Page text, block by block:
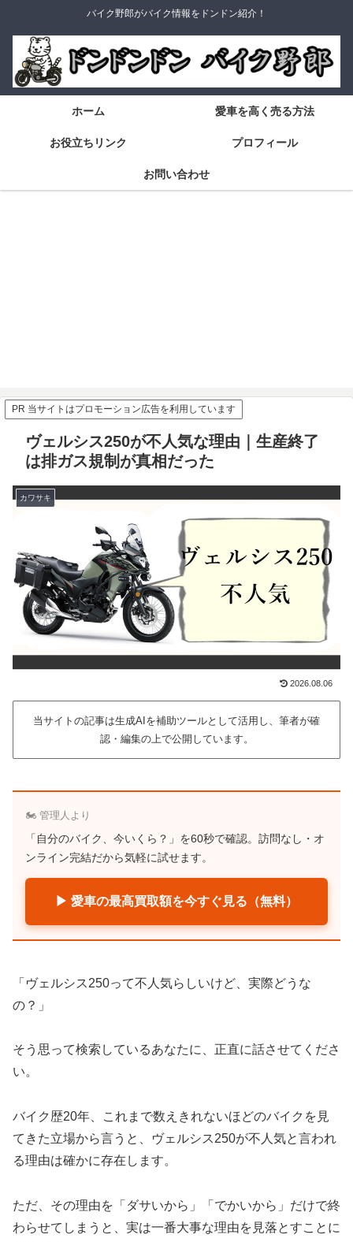
バイク野郎がバイク情報をドンドン紹介！
ホーム 愛車を高く売る方法
お役立ちリンク プロフィール
お問い合わせ
PR 当サイトはプロモーション広告を利用しています
ヴェルシス250が不人気な理由｜生産終了
は排ガス規制が真相だった
カワサキ
2026.08.06
当サイトの記事は生成AIを補助ツールとして活用し、筆者が確
認・編集の上で公開しています。
🏍️ 管理人より
「自分のバイク、今いくら？」を60秒で確認。訪問なし・オ
ンライン完結だから気軽に試せます。
▶ 愛車の最高買取額を今すぐ見る（無料）
「ヴェルシス250って不人気らしいけど、実際どうな
の？」
そう思って検索しているあなたに、正直に話させてくださ
い。
バイク歴20年、これまで数えきれないほどのバイクを見
てきた立場から言うと、ヴェルシス250が不人気と言われ
る理由は確かに存在します。
ただ、その理由を「ダサいから」「でかいから」だけで終
わらせてしまうと、実は一番大事な理由を見落とすことに